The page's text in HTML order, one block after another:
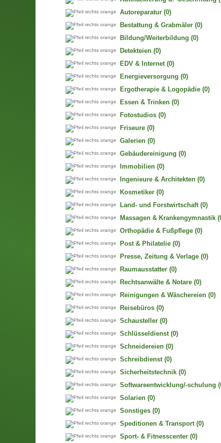
Autoreparatur (0)
Bestattung & Grabmäler (0)
Bildung/Weiterbildung (0)
Detekteien (0)
EDV & Internet (0)
Energieversorgung (0)
Ergotherapie & Logopädie (0)
Essen & Trinken (0)
Fotostudios (0)
Friseure (0)
Galerien (0)
Gebäudereinigung (0)
Immobilien (0)
Ingenieure & Architekten (0)
Kosmetiker (0)
Land- und Forstwirtschaft (0)
Massagen & Krankengymnastik
Orthopädie & Fußpflege (0)
Post & Philatelie (0)
Presse, Zeitung & Verlage (0)
Raumausstatter (0)
Rechtsanwälte & Notare (0)
Reinigungen & Wäschereien (0)
Reisebüros (0)
Schausteller (0)
Schlüsseldienst (0)
Schneidereien (0)
Schreibdienst (0)
Sicherheitstechnik (0)
Softwareentwicklung/-schulung
Solarien (0)
Sonstiges (0)
Speditionen & Transport (0)
Sport- & Fitnesscenter (0)